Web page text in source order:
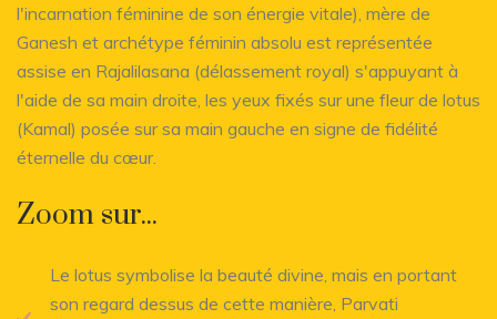
l'incarnation féminine de son énergie vitale), mère de
Ganesh et archétype féminin absolu est représentée
assise en Rajalilasana (délassement royal) s'appuyant à
l'aide de sa main droite, les yeux fixés sur une fleur de lotus
(Kamal) posée sur sa main gauche en signe de fidélité
éternelle du cœur.
Zoom sur...
Le lotus symbolise la beauté divine, mais en portant
son regard dessus de cette manière, Parvati